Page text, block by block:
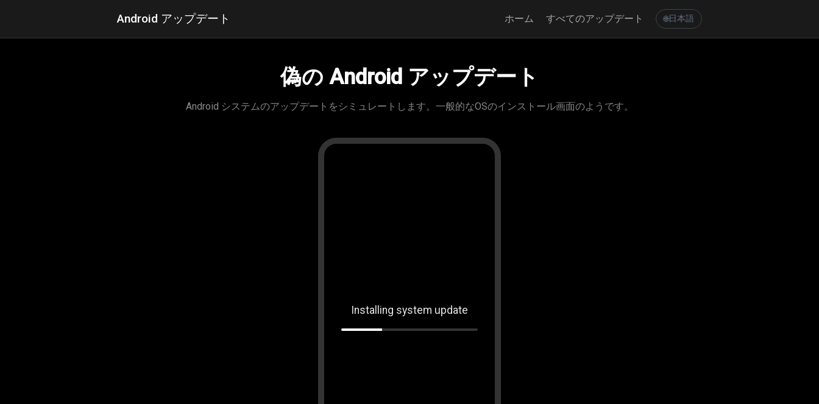
Android アップデート ホーム すべてのアップデート 🌐日本語
偽の Android アップデート
Android システムのアップデートをシミュレートします。一般的なOSのインストール画面のようです。
Installing system update